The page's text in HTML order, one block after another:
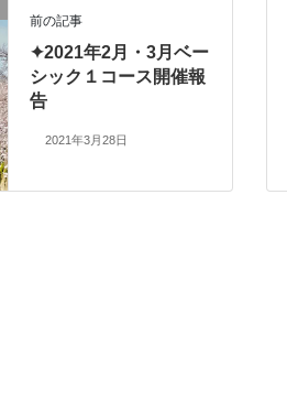
前の記事
✦2021年2月・3月ベー
シック１コース開催報
告
2021年3月28日